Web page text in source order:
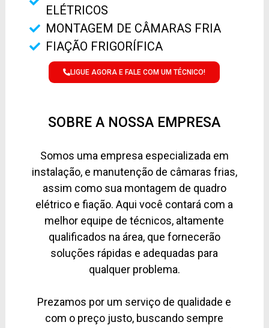
ELÉTRICOS
MONTAGEM DE CÂMARAS FRIA
FIAÇÃO FRIGORÍFICA
LIGUE AGORA E FALE COM UM TÉCNICO!
SOBRE A NOSSA EMPRESA
Somos uma empresa especializada em
instalação, e manutenção de câmaras frias,
assim como sua montagem de quadro
elétrico e fiação. Aqui você contará com a
melhor equipe de técnicos, altamente
qualificados na área, que fornecerão
soluções rápidas e adequadas para
qualquer problema.
Prezamos por um serviço de qualidade e
com o preço justo, buscando sempre